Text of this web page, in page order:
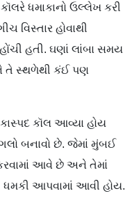
ધમાકાનો ઉલ્લેખ કરી
વિસ્તાર હોવાથી
હતી. ઘણાં લાંબા સમય
તે સ્થળેથી કંઈ પણ
કૉલ આવ્યા હોય
બનાવો છે. જેમાં મુંબઈ
આવે છે અને તેમાં
ધમકી આપવામાં આવી હોય.